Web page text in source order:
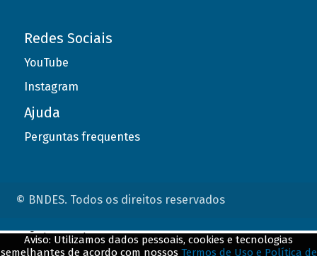
Redes Sociais
YouTube
Instagram
Ajuda
Perguntas frequentes
© BNDES. Todos os direitos reservados
Aviso: Utilizamos dados pessoais, cookies e tecnologias
semelhantes de acordo com nossos Termos de Uso e Política de
ConteÃºdo complementar